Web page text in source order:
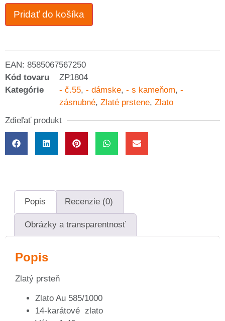
Pridať do košíka
EAN: 8585067567250
Kód tovaru
ZP1804
Kategórie
- č.55, - dámske, - s kameňom, -
zásnubné, Zlaté prstene, Zlato
Zdieľať produkt
Popis Recenzie (0)
Obrázky a transparentnosť
Popis
Zlatý prsteň
Zlato Au 585/1000
14-karátové zlato